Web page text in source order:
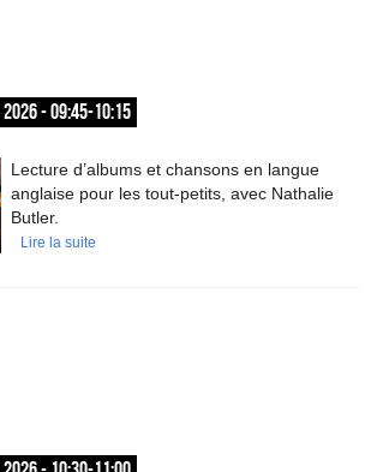
2026 - 09:45-10:15
Lecture d’albums et chansons en langue
anglaise pour les tout-petits, avec Nathalie
Butler.
Lire la suite